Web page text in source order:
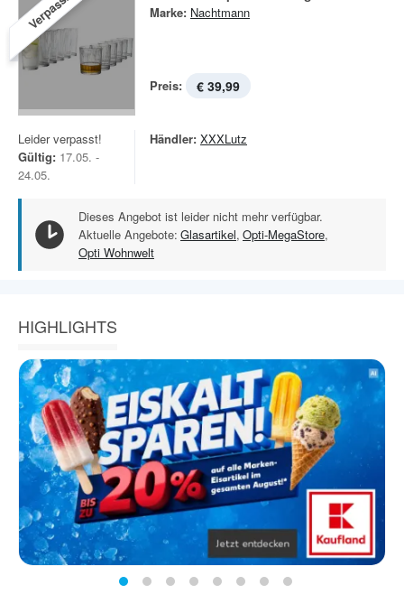
Verpasst! Marke: Nachtmann
Preis: € 39,99
Leider verpasst!
Gültig: 17.05. -
24.05.
Händler: XXXLutz
Dieses Angebot ist leider nicht mehr verfügbar.
Aktuelle Angebote: Glasartikel, Opti-MegaStore,
Opti Wohnwelt
HIGHLIGHTS